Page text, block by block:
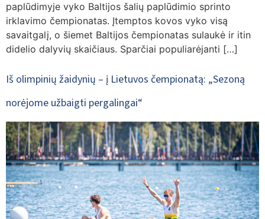
paplūdimyje vyko Baltijos šalių paplūdimio sprinto
irklavimo čempionatas. Įtemptos kovos vyko visą
savaitgalį, o šiemet Baltijos čempionatas sulaukė ir itin
didelio dalyvių skaičiaus. Sparčiai populiarėjanti […]
Iš olimpinių žaidynių – į Lietuvos čempionatą: „Sezoną
norėjome užbaigti pergalingai“